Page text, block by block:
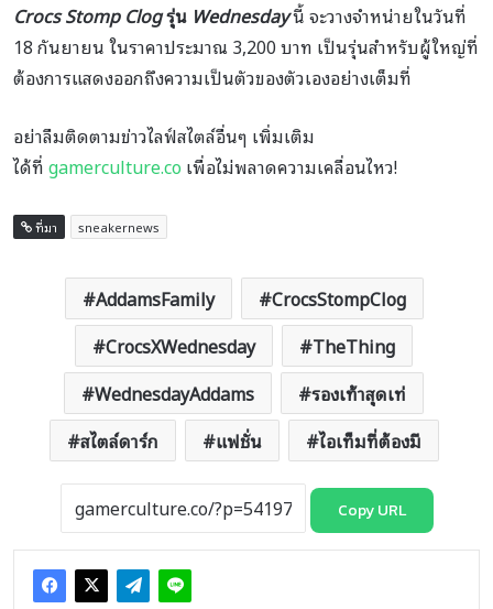
Crocs Stomp Clogรุ่น Wednesdayนี้ จะวางจำหน่ายในวันที่
18 กันยายน ในราคาประมาณ 3,200 บาท เป็นรุ่นสำหรับผู้ใหญ่ที่
ต้องการแสดงออกถึงความเป็นตัวของตัวเองอย่างเต็มที่
อย่าลืมติดตามข่าวไลฟ์สไตล์อื่นๆ เพิ่มเติม
ได้ที่gamerculture.co เพื่อไม่พลาดความเคลื่อนไหว!
ที่มา sneakernews
AddamsFamily
CrocsStompClog
CrocsXWednesday
TheThing
WednesdayAddams
รองเท้าสุดเท่
สไตล์ดาร์ก
แฟชั่น ไอเท็มที่ต้องมี
Copy URL